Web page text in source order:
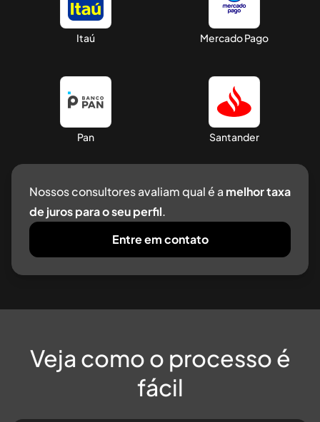
Itaú Mercado Pago
Pan Santander
Nossos consultores avaliam qual é a melhor taxa
de juros para o seu perfil.
Entre em contato
Veja como o processo é
fácil